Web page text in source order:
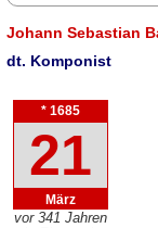
Johann Sebastian
dt. Komponist
* 1685
21
März
vor 341 Jahren